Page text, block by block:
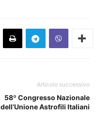
Articolo successivo
58º Congresso Nazionale
dell’Unione Astrofili Italiani